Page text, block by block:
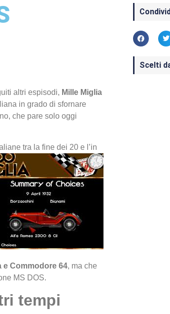
altri espisodi, Mille Miglia
in grado di sfornare
che pare solo oggi
tra la fine dei 20 e l’in
e Commodore 64, ma che
MS DOS.
tempi
Scelti